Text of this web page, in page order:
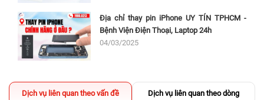
Địa chỉ thay pin iPhone UY TÍN TPHCM -
Bệnh Viện Điện Thoại, Laptop 24h
04/03/2025
Dịch vụ liên quan theo vấn đề Dịch vụ liên quan theo dòng